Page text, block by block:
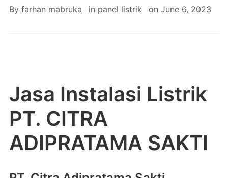
By farhan mabruka in panel listrik on June 6, 2023
Jasa Instalasi Listrik
PT. CITRA
ADIPRATAMA SAKTI